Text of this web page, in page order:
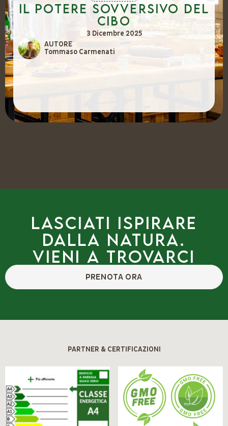
Il potere sovversivo del
cibo
3 Dicembre 2025
AUTORE
Tommaso Carmenati
Lasciati ispirare
dalla natura.
Vieni a trovarci
PRENOTA ORA
PARTNER & CERTIFICAZIONI